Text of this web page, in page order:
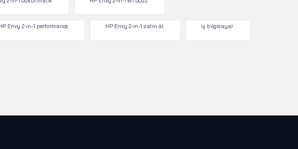
Envy 2-in-1 performance HP Envy 2-in-1 satın al iş bilgisayar